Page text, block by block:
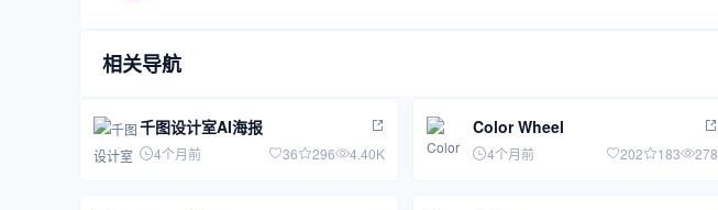
相关导航
千图设计室AI海报
4个月前 36 296 4.40K
Color Wheel
4个月前 202 183 278